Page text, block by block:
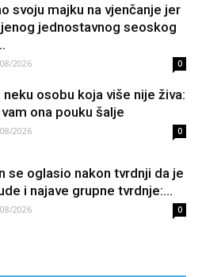
svoju majku na vjenčanje jer
jednostavnog seoskog
2026 0
osobu koja više nije živa:
ona pouku šalje
2026 0
se oglasio nakon tvrdnji da je
i najave grupne tvrdnje:...
2026 0